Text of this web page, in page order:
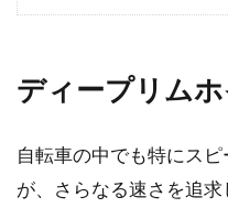
き場所を
ディープリム
自転車の中でも特にス
が、さらなる速さを追